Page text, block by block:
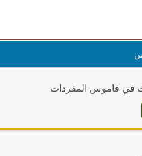
في قاموس المفردات